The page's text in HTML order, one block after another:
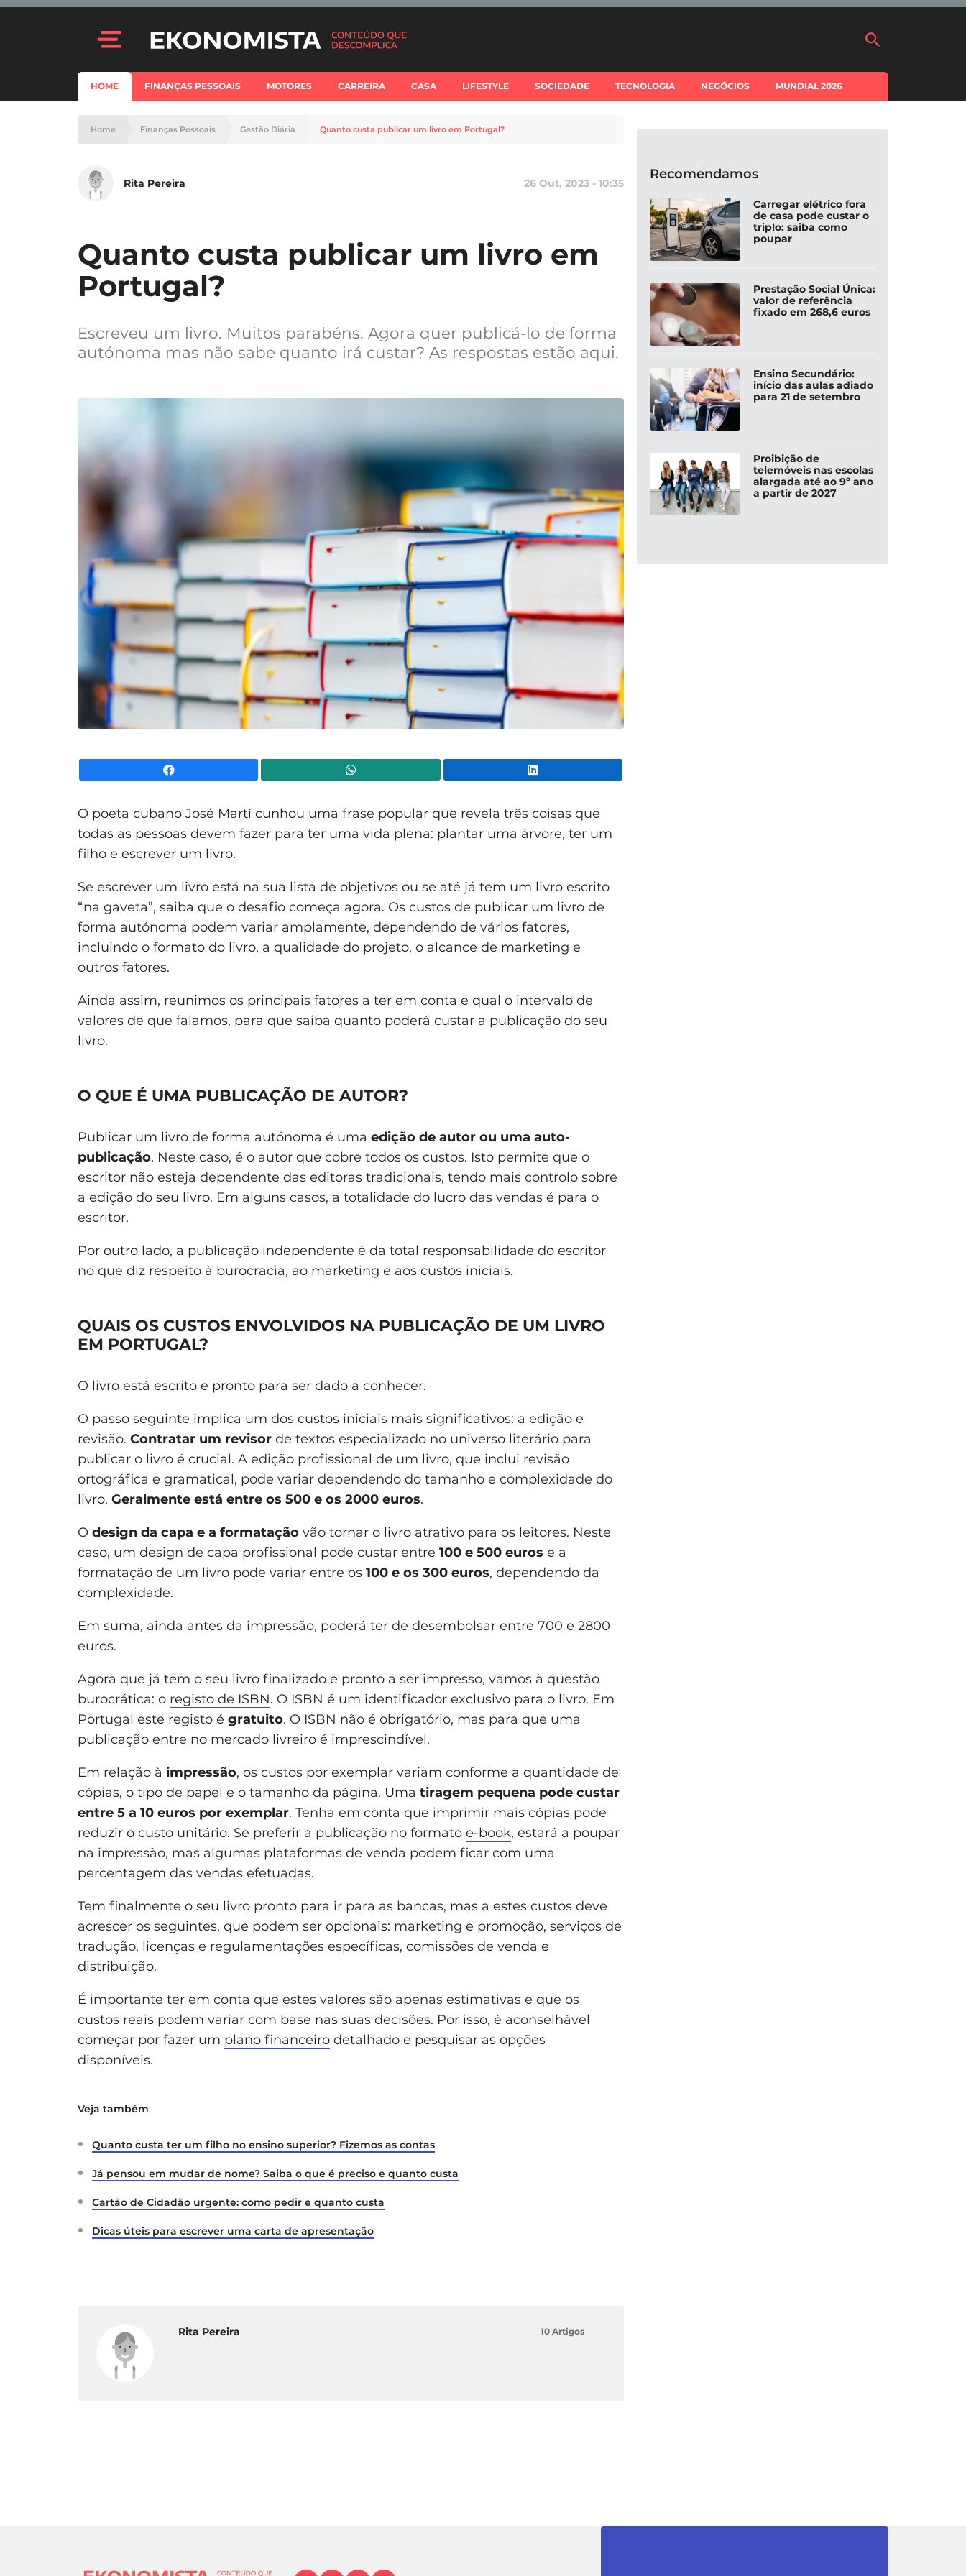
HOME FINANÇAS PESSOAIS MOTORES CARREIRA CASA LIFESTYLE SOCIEDADE TECNOLOGIA NEGÓCIOS MUNDIAL 2026
Home Finanças Pessoais Gestão Diária Quanto custa publicar um livro em Portugal?
Rita Pereira 26 Out, 2023 - 10:35
Quanto custa publicar um livro em
Portugal?
Escreveu um livro. Muitos parabéns. Agora quer publicá-lo de forma
autónoma mas não sabe quanto irá custar? As respostas estão aqui.
O poeta cubano José Martí cunhou uma frase popular que revela três coisas que
todas as pessoas devem fazer para ter uma vida plena: plantar uma árvore, ter um
filho e escrever um livro.
Se escrever um livro está na sua lista de objetivos ou se até já tem um livro escrito
“na gaveta”, saiba que o desafio começa agora. Os custos de publicar um livro de
forma autónoma podem variar amplamente, dependendo de vários fatores,
incluindo o formato do livro, a qualidade do projeto, o alcance de marketing e
outros fatores.
Ainda assim, reunimos os principais fatores a ter em conta e qual o intervalo de
valores de que falamos, para que saiba quanto poderá custar a publicação do seu
livro.
O QUE É UMA PUBLICAÇÃO DE AUTOR?
Publicar um livro de forma autónoma é uma edição de autor ou uma auto-
publicação. Neste caso, é o autor que cobre todos os custos. Isto permite que o
escritor não esteja dependente das editoras tradicionais, tendo mais controlo sobre
a edição do seu livro. Em alguns casos, a totalidade do lucro das vendas é para o
escritor.
Por outro lado, a publicação independente é da total responsabilidade do escritor
no que diz respeito à burocracia, ao marketing e aos custos iniciais.
QUAIS OS CUSTOS ENVOLVIDOS NA PUBLICAÇÃO DE UM LIVRO
EM PORTUGAL?
O livro está escrito e pronto para ser dado a conhecer.
O passo seguinte implica um dos custos iniciais mais significativos: a edição e
revisão. Contratar um revisor de textos especializado no universo literário para
publicar o livro é crucial. A edição profissional de um livro, que inclui revisão
ortográfica e gramatical, pode variar dependendo do tamanho e complexidade do
livro. Geralmente está entre os 500 e os 2000 euros.
O design da capa e a formatação vão tornar o livro atrativo para os leitores. Neste
caso, um design de capa profissional pode custar entre 100 e 500 euros e a
formatação de um livro pode variar entre os 100 e os 300 euros, dependendo da
complexidade.
Em suma, ainda antes da impressão, poderá ter de desembolsar entre 700 e 2800
euros.
Agora que já tem o seu livro finalizado e pronto a ser impresso, vamos à questão
burocrática: o registo de ISBN. O ISBN é um identificador exclusivo para o livro. Em
Portugal este registo é gratuito. O ISBN não é obrigatório, mas para que uma
publicação entre no mercado livreiro é imprescindível.
Em relação à impressão, os custos por exemplar variam conforme a quantidade de
cópias, o tipo de papel e o tamanho da página. Uma tiragem pequena pode custar
entre 5 a 10 euros por exemplar. Tenha em conta que imprimir mais cópias pode
reduzir o custo unitário. Se preferir a publicação no formato e-book, estará a poupar
na impressão, mas algumas plataformas de venda podem ficar com uma
percentagem das vendas efetuadas.
Tem finalmente o seu livro pronto para ir para as bancas, mas a estes custos deve
acrescer os seguintes, que podem ser opcionais: marketing e promoção, serviços de
tradução, licenças e regulamentações específicas, comissões de venda e
distribuição.
É importante ter em conta que estes valores são apenas estimativas e que os
custos reais podem variar com base nas suas decisões. Por isso, é aconselhável
começar por fazer um plano financeiro detalhado e pesquisar as opções
disponíveis.
Veja também
Quanto custa ter um filho no ensino superior? Fizemos as contas
Já pensou em mudar de nome? Saiba o que é preciso e quanto custa
Cartão de Cidadão urgente: como pedir e quanto custa
Dicas úteis para escrever uma carta de apresentação
Rita Pereira 10 Artigos
Recomendamos
Carregar elétrico fora
de casa pode custar o
triplo: saiba como
poupar
Prestação Social Única:
valor de referência
fixado em 268,6 euros
Ensino Secundário:
início das aulas adiado
para 21 de setembro
Proibição de
telemóveis nas escolas
alargada até ao 9º ano
a partir de 2027